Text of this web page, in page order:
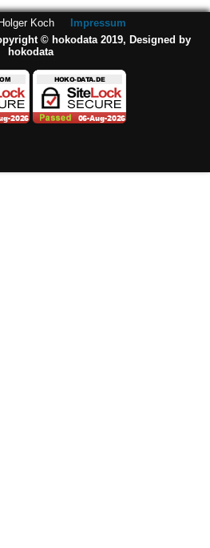
Koch
Impressum
© hokodata 2019, Designed by
hokodata